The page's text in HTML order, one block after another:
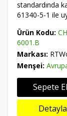
standardında
61340-5-1 ile
Ürün Kodu:
6001.B
Markası:
Menşei:
Sepete